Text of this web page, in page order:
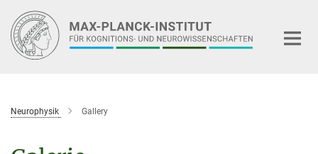
Hauptinhalt
Neurophysik Gallery